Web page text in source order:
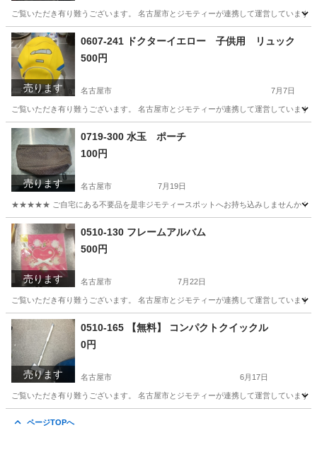
ご覧いただき有り難うございます。 名古屋市とジモティーが連携して運営してい
愛知 名古屋市 リユース
売ります
0607-241 ドクターイエロー 子供用 リュック
500円
名古屋市 7月7日
ご覧いただき有り難うございます。 名古屋市とジモティーが連携して運営してい
愛知 名古屋市 リユース
売ります
0719-300 水玉 ポーチ
100円
名古屋市 7月19日
★★★★★ ご自宅にある不要品を是非ジモティースポットへお持ち込みしませんか？
愛知 名古屋市
売ります
0510-130 フレームアルバム
500円
名古屋市 7月22日
ご覧いただき有り難うございます。 名古屋市とジモティーが連携して運営してい
愛知 名古屋市 リユース
売ります
0510-165 【無料】 コンパクトクイックル
0円
名古屋市 6月17日
ご覧いただき有り難うございます。 名古屋市とジモティーが連携して運営してい
ページTOPへ